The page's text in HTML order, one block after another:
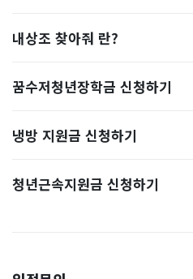
내상조 찾아줘 란?
꿈수저청년장학금 신청하기
냉방 지원금 신청하기
청년근속지원금 신청하기